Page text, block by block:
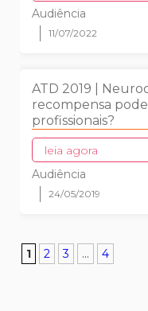
Audiência
11/07/2022
ATD 2019 |
recompensa
profissionais?
leia agora
Audiência
24/05/2019
1 2 3 ... 4